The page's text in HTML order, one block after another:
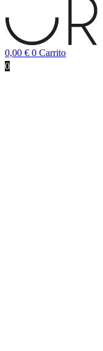
0,00 € 0 Carrito
0